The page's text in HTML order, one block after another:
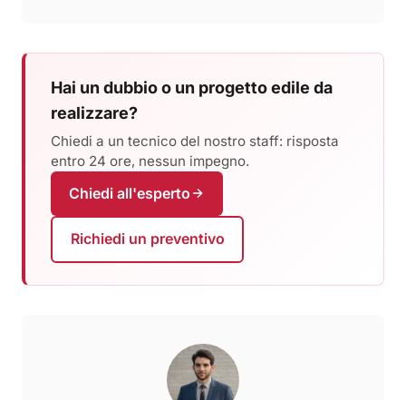
Hai un dubbio o un progetto edile da
realizzare?
Chiedi a un tecnico del nostro staff: risposta
entro 24 ore, nessun impegno.
Chiedi all'esperto
Richiedi un preventivo